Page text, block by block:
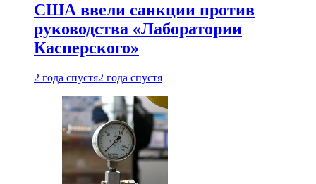
США ввели санкции против
руководства «Лаборатории
Касперского»
2 года спустя2 года спустя